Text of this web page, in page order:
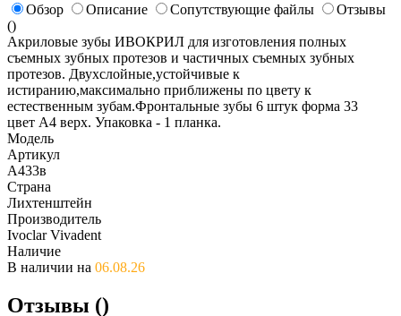
Обзор
Описание Сопутствующие файлы
Отзывы
()
Акриловые зубы ИВОКРИЛ для изготовления полных
съемных зубных протезов и частичных съемных зубных
протезов. Двухслойные,устойчивые к
истиранию,максимально приближены по цвету к
естественным зубам.Фронтальные зубы 6 штук форма 33
цвет А4 верх. Упаковка - 1 планка.
Модель
Артикул
А433в
Страна
Лихтенштейн
Производитель
Ivoclar Vivadent
Наличие
В наличии на 06.08.26
Отзывы ()